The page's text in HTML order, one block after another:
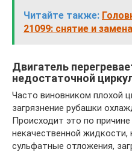
Читайте также:
21099: снятие и
Двигатель
недостаточной
Часто виновником плохой
загрязнение рубашки
Происходит это по
некачественной жидкости,
сульфатные отложения,